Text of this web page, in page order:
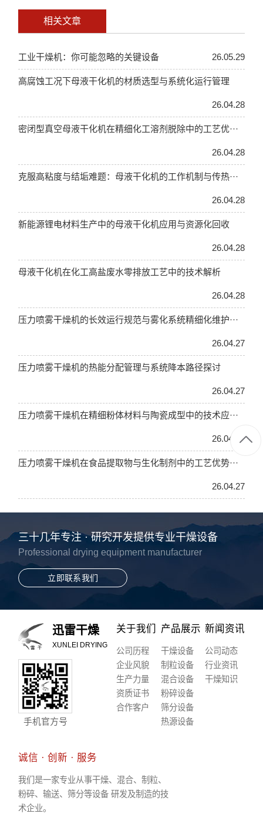
相关文章
工业干燥机：你可能忽略的关键设备 26.05.29
高腐蚀工况下母液干化机的材质选型与系统化运行管理
26.04.28
密闭型真空母液干化机在精细化工溶剂脱除中的工艺优···
26.04.28
克服高粘度与结垢难题：母液干化机的工作机制与传热···
26.04.28
新能源锂电材料生产中的母液干化机应用与资源化回收
26.04.28
母液干化机在化工高盐废水零排放工艺中的技术解析
26.04.28
压力喷雾干燥机的长效运行规范与雾化系统精细化维护···
26.04.27
压力喷雾干燥机的热能分配管理与系统降本路径探讨
26.04.27
压力喷雾干燥机在精细粉体材料与陶瓷成型中的技术应···
26.04.27
压力喷雾干燥机在食品提取物与生化制剂中的工艺优势···
26.04.27
三十几年专注 · 研究开发提供专业干燥设备
Professional drying equipment manufacturer
立即联系我们
迅雷干燥
XUNLEI DRYING
手机官方号
关于我们
公司历程
企业风貌
生产力量
资质证书
合作客户
产品展示
干燥设备
制粒设备
混合设备
粉碎设备
筛分设备
热源设备
新闻资讯
公司动态
行业资讯
干燥知识
诚信 · 创新 · 服务
我们是一家专业从事干燥、混合、制粒、
粉碎、输送、筛分等设备 研发及制造的技
术企业。